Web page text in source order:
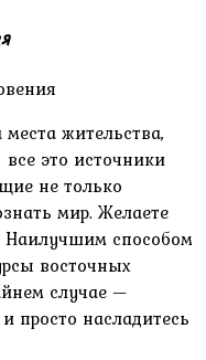
жительства,
это источники
не только
мир. Желаете
Наилучшим способом
восточных
случае —
просто насладитесь